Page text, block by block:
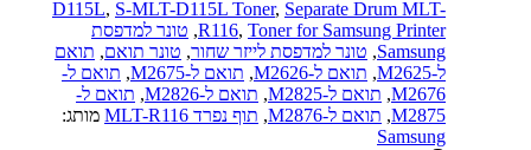
D115L, S-MLT-D115L Toner, Separate Drum MLT-
R116, Toner for Samsung Printer
, טונר למדפסת
Samsung
, טונר למדפסת לייזר שחור, טונר תואם, תואם
ל-M2625
, תואם ל-M2626 , תואם ל-M2675 , תואם ל-
M2676
, תואם ל-M2825 , תואם ל-M2826 , תואם ל-
M2875
, תואם ל-M2876 , תוף נפרד MLT-R116
מותג:
Samsung